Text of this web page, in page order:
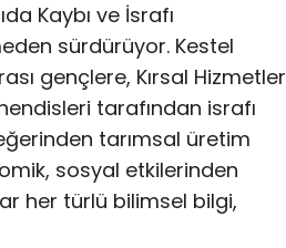
Kaybı ve İsrafı
sürdürüyor. Kestel
gençlere, Kırsal Hizmetler
tarafından israfı
tarımsal üretim
sosyal etkilerinden
her türlü bilimsel bilgi,